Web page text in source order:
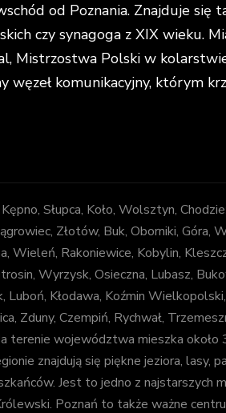
od Poznania. Znajduje się
czy synagoga z XIX wieku.
Mistrzostwa Polski w
komunikacyjny, którym
Słupca, Koło, Wolsztyn,
Złotów, Buk, Oborniki, Góra,
Wieleń, Rakoniewice, Kobylin,
Wyrzysk, Osieczna, Lubasz,
Kłodawa, Koźmin
Zduny, Czempiń, Rychwał,
województwa mieszka około
znajdują się piękne jeziora, lasy,
Jest to jedno z najstarszych
Poznań to także ważne